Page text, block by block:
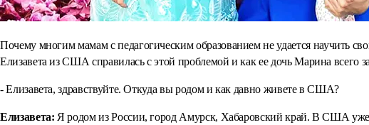
Почему многим мамам с педагогическим образованием не удается научить
Елизавета из США справилась с этой проблемой и как ее дочь Марина всего
- Елизавета, здравствуйте. Откуда вы родом и как давно живете в США?
Елизавета: Я родом из России, город Амурск, Хабаровский край. В США